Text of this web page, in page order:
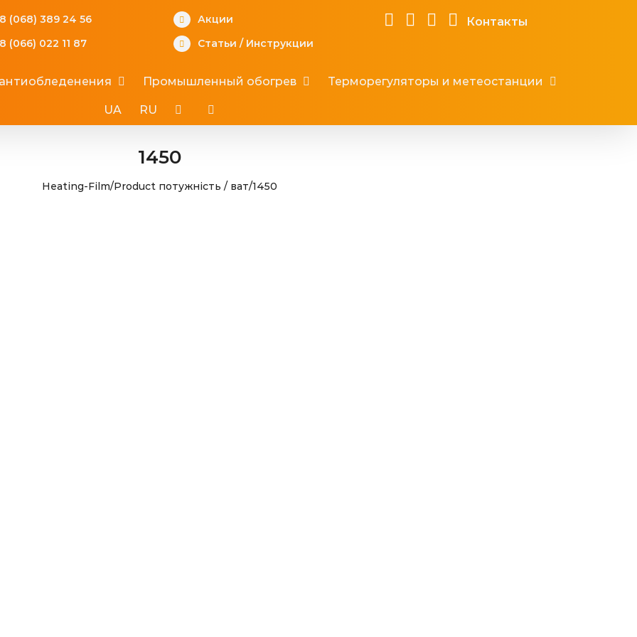
(068) 389 24 56
(066) 022 11 87
Акции
Статьи / Инструкции
Контакты
Промышленный обогрев Терморегуляторы и метеостанции
UA RU
1450
Heating-Film/Product потужність / ват/1450